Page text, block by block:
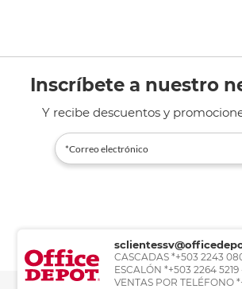
Inscríbete a nuestro
Y recibe descuentos y
CASCADAS *+503 2243
ESCALÓN *+503 2264
VENTAS POR TELÉFONO